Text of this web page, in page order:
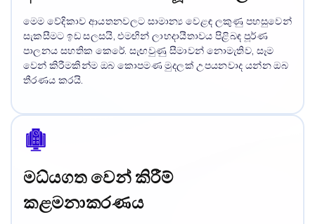
මෙම වේදිකාව ආයතනවලට සාමාන්‍ය වෙළඳ ලකුණු පහසුවෙන්
සැකසීමට ඉඩ සලසයි, එමඟින් ලාභදායීතාවය පිළිබඳ පූර්ණ
පාලනය සහතික කෙරේ. සැඟවුණු සීමාවන් නොමැතිව, සෑම
වෙන් කිරීමකින්ම ඔබ කොපමණ මුදලක් උපයනවාද යන්න ඔබ
තීරණය කරයි.
මධ්යගත වෙන් කිරීම්
කළමනාකරණය